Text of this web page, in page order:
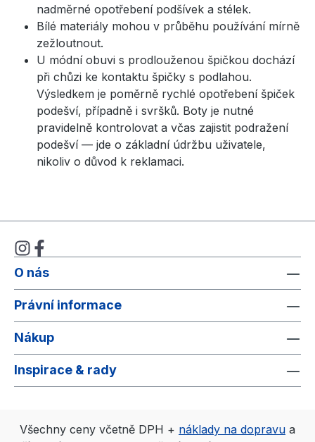
nadměrné opotřebení podšívek a stélek.
Bílé materiály mohou v průběhu používání mírně
zežloutnout.
U módní obuvi s prodlouženou špičkou dochází
při chůzi ke kontaktu špičky s podlahou.
Výsledkem je poměrně rychlé opotřebení špiček
podešví, případně i svršků. Boty je nutné
pravidelně kontrolovat a včas zajistit podražení
podešví — jde o základní údržbu uživatele,
nikoliv o důvod k reklamaci.
O nás
Právní informace
Nákup
Inspirace & rady
Všechny ceny včetně DPH + náklady na dopravu a